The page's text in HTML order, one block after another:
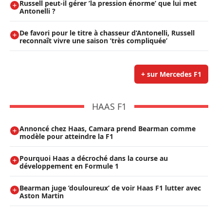
Russell peut-il gérer ’la pression énorme’ que lui met
Antonelli ?
De favori pour le titre à chasseur d’Antonelli, Russell
reconnaît vivre une saison ’très compliquée’
+ sur Mercedes F1
HAAS F1
Annoncé chez Haas, Camara prend Bearman comme
modèle pour atteindre la F1
Pourquoi Haas a décroché dans la course au
développement en Formule 1
Bearman juge ’douloureux’ de voir Haas F1 lutter avec
Aston Martin